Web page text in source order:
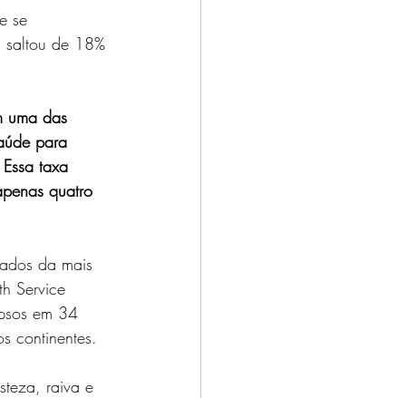
se
saltou de 18%
uma das
para
taxa
quatro
da mais
Service
em 34
continentes.
raiva e